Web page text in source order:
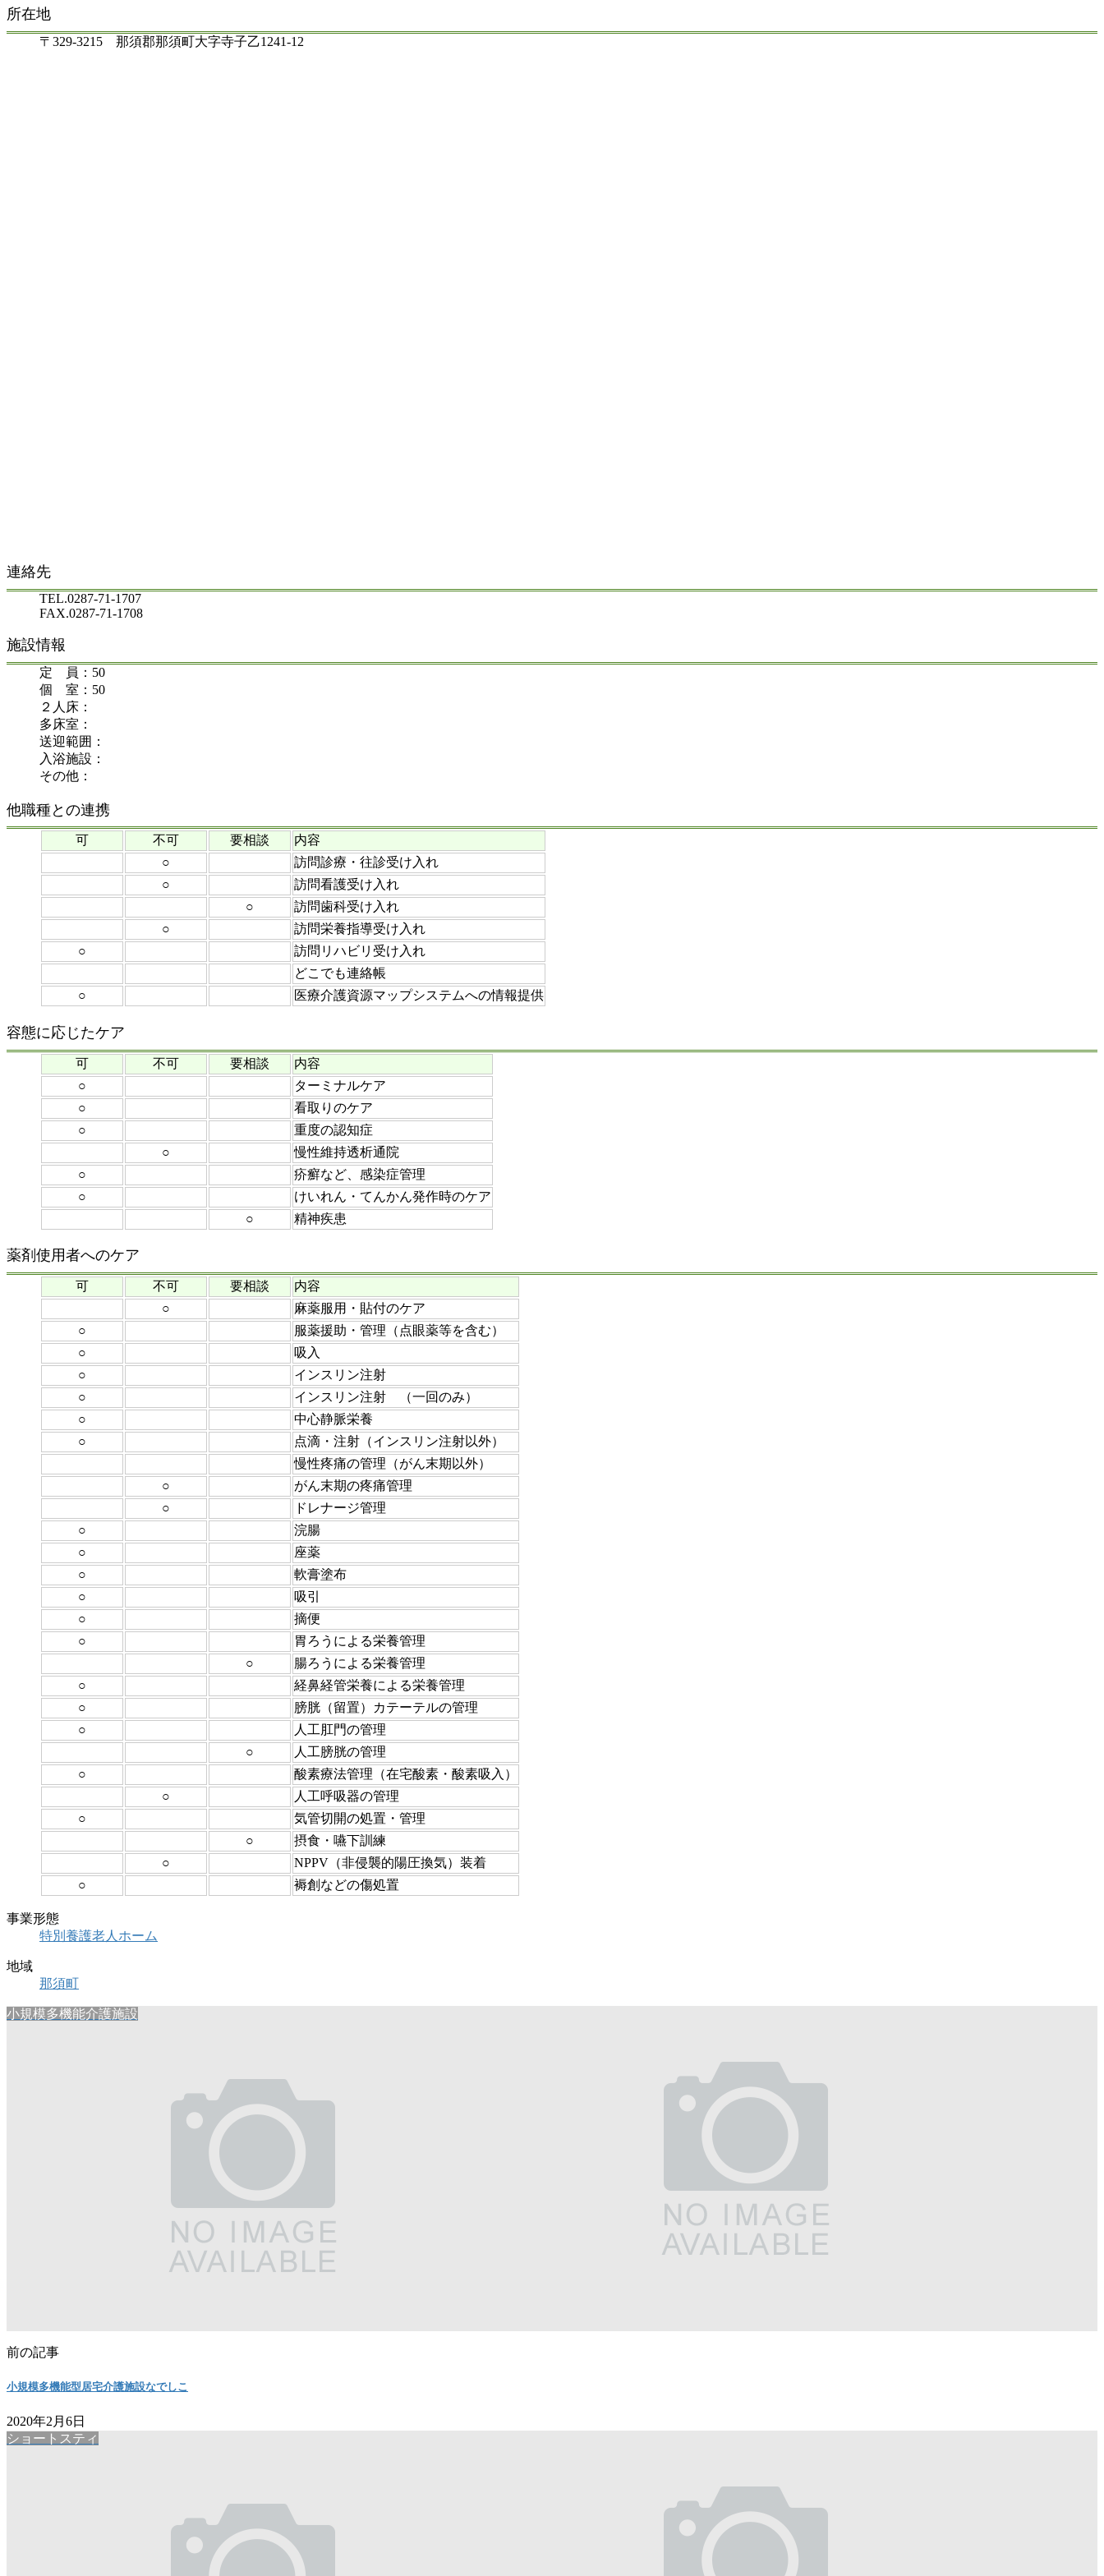
所在地
〒329-3215 那須郡那須町大字寺子乙1241-12
連絡先
TEL.0287-71-1707
FAX.0287-71-1708
施設情報
定 員：50
個 室：50
２人床：
多床室：
送迎範囲：
入浴施設：
その他：
他職種との連携
可 不可 要相談
内容
○
訪問診療・往診受け入れ
○
訪問看護受け入れ
○
訪問歯科受け入れ
○
訪問栄養指導受け入れ
○
訪問リハビリ受け入れ
どこでも連絡帳
○
医療介護資源マップシステムへの情報提供
容態に応じたケア
可 不可 要相談
内容
○
ターミナルケア
○
看取りのケア
○
重度の認知症
○
慢性維持透析通院
○
疥癬など、感染症管理
○
けいれん・てんかん発作時のケア
○
精神疾患
薬剤使用者へのケア
可 不可 要相談
内容
○
麻薬服用・貼付のケア
○
服薬援助・管理（点眼薬等を含む）
○
吸入
○
インスリン注射
○
インスリン注射 （一回のみ）
○
中心静脈栄養
○
点滴・注射（インスリン注射以外）
慢性疼痛の管理（がん末期以外）
○
がん末期の疼痛管理
○
ドレナージ管理
○
浣腸
○
座薬
○
軟膏塗布
○
吸引
○
摘便
○
胃ろうによる栄養管理
○
腸ろうによる栄養管理
○
経鼻経管栄養による栄養管理
○
膀胱（留置）カテーテルの管理
○
人工肛門の管理
○
人工膀胱の管理
○
酸素療法管理（在宅酸素・酸素吸入）
○
人工呼吸器の管理
○
気管切開の処置・管理
○
摂食・嚥下訓練
○
NPPV（非侵襲的陽圧換気）装着
○
褥創などの傷処置
事業形態
特別養護老人ホーム
地域
那須町
小規模多機能介護施設
前の記事
小規模多機能型居宅介護施設なでしこ
2020年2月6日
ショートスティ